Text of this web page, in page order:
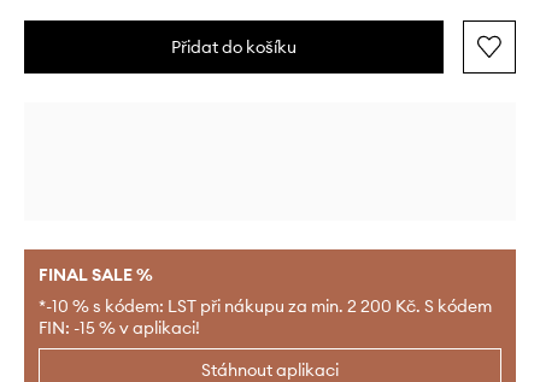
Přidat do košíku
FINAL SALE %
*-10 % s kódem: LST při nákupu za min. 2 200 Kč. S kódem
FIN: -15 % v aplikaci!
Stáhnout aplikaci